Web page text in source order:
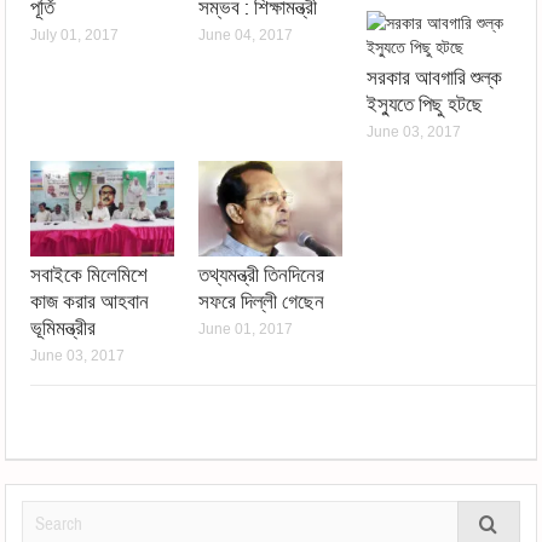
পূর্তি
July 01, 2017
সম্ভব : শিক্ষামন্ত্রী
June 04, 2017
সরকার আবগারি শুল্ক
ইস্যুতে পিছু হটছে
June 03, 2017
সবাইকে মিলেমিশে
কাজ করার আহবান
ভূমিমন্ত্রীর
June 03, 2017
তথ্যমন্ত্রী তিনদিনের
সফরে দিল্লী গেছেন
June 01, 2017